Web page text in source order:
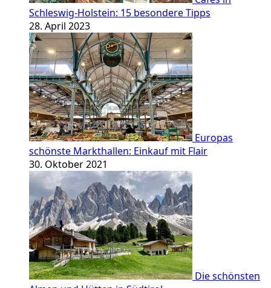
Schleswig-Holstein: 15 besondere Tipps
28. April 2023
Europas
schönste Markthallen: Einkauf mit Flair
30. Oktober 2021
Die schönsten